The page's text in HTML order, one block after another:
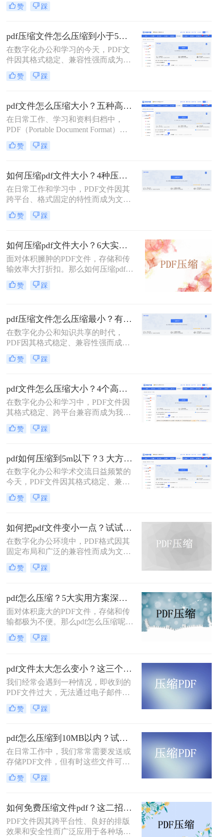
字体和多媒体内容也使得PDF文件体
送、云端存储和即时分享带来了巨大
困扰。如何高效、无损（或视觉无
损）地压缩PDF，成为一个普遍需
求。那么pdf怎么压缩呢？
赞 踩
pdf压缩文件怎么压缩到小于5M？4种压缩方法终极指南！
在数字化办公和学习的今天，PDF文
件因其格式稳定、兼容性强而成为我
们日常传输文档的首选。然而，我们
常常会遇到一个令人头疼的问题：一
清图片、复杂图表或嵌入字体而体积
庞大，动辄几十兆甚至上百兆。无论
是通过电子邮件发送（通常有附件大
小限制）、上传至学习平台还是提交
至企业系统，文件大小限制（如常见
的5MB）往往是一道难以逾越的关
5M呢？
赞 踩
pdf文件怎么压缩大小？五种高效方法全面解析与实战！
在日常工作、学习和资料归档中，
PDF（Portable Document Format）因
其跨平台、格式固定的特性而成为最
常用的文件格式之一。然而，随之而
不仅占用存储空间，更在邮件发送、
即时通讯传输和网页上传时带来诸多
不便。如何在不显著损失质量的前提
下，有效“瘦身”PDF文件，已成为一
项必备技能。
赞 踩
如何压缩pdf文件大小？4种压缩方法详解！
在日常工作和学习中，PDF文件因其
跨平台、格式固定的特性而成为文档
交换的首选格式。然而，过大的PDF
文件常常带来诸多不便，无论是通过
存储在有限的设备空间中，都会遇到
限制。因此，掌握如何压缩pdf文件大
小的技能显得至关重要。
赞 踩
如何压缩pdf文件大小？6大实用压缩方案深度解析！
面对体积臃肿的PDF文件，存储和传
输效率大打折扣。那么如何压缩pdf文
件大小呢？本文为您梳理6种主流压
缩方案，从原理到实操，助您轻松掌
赞 踩
pdf压缩文件怎么压缩最小？有效压缩方法终极指南！
在数字化办公和知识共享的时代，
PDF因其格式稳定、兼容性强而成为
文档传输的首选。然而，庞大的PDF
文件时常为我们带来困扰：邮箱附件
下载耗时、设备存储空间告急。pdf压
缩文件怎么压缩最小，成为许多人迫
切需要的技能。
赞 踩
pdf文件怎么压缩大小？4个高效传输与存储方法详解！
在数字化办公和学习中，PDF文件因
其格式稳定、跨平台兼容而成为我们
日常交流的首选格式。然而，过大的
PDF文件——无论是包含大量高分辨
书，还是设计精美的产品手册——都
会给邮件发送、云端存储和即时传输
带来诸多不便。幸运的是，通过一系
列高效的方法，我们可以显著减小
PDF文件的体积，而无需牺牲过多的
可读性。那么pdf文件怎么压缩大小
法，从在线工具到专业软件，从自动
优化到手动精调，助您轻松驾驭PDF
文件大小。
赞 踩
pdf如何压缩到5m以下？3 大方法手把手教，轻松过平台限制！
在数字化办公和学术交流日益频繁的
今天，PDF文件因其格式稳定、兼容
性强而成为我们传递信息的主要载
体。然而，一个棘手的问题常常困扰
电子邮件发送简历、在学术平台提交
论文，还是在微信等即时通讯工具中
分享资料，平台往往对附件大小有严
格限制，最常见的门槛就是5MB。一
个几十兆甚至上百兆的PDF文件，不
仅传输耗时，还可能直接导致发送失
赞 踩
如何把pdf文件变小一点？试试这两种简单有效的方法压缩大小
在数字化办公环境中，PDF格式因其
固定布局和广泛的兼容性而成为文档
分享的理想选择。然而，当PDF文件
包含大量图像或复杂排版时，其体积
处理带来不便。那么如何把pdf文件变
小一点呢？本文将介绍两种简单有效
的方法来压缩PDF文件大小，帮助您
节省空间并提高工作效率。
赞 踩
pdf怎么压缩？5大实用方案深度解析！
面对体积庞大的PDF文件，存储和传
输都极为不便。那么pdf怎么压缩呢？
本文将详解5种主流压缩方案，从原
理到实操，助您轻松掌握PDF瘦身技
赞 踩
pdf文件太大怎么变小？这三个方法都可以缩小！
我们经常会遇到一种情况，即收到的
PDF文件过大，无法通过电子邮件或
其他方式进行传输。那么，pdf文件太
大怎么变小呢？在本文中，我们将向
压缩PDF文件并减小文件大小。
赞 踩
pdf怎么压缩到10MB以内？试试这4个压缩方法！
在日常工作中，我们常常需要发送或
存储PDF文件，但有时这些文件可能
会过大，导致传输不便或者占用过多
存储空间。为了应对这种情况，我们
确保文件大小不超过10MB。那么pdf
怎么压缩到10MB以内呢？本文将介
绍几种常用的PDF压缩方法。
赞 踩
如何免费压缩文件pdf？这二招快来看！
PDF文件因其跨平台性、良好的排版
效果和安全性而广泛应用于各种场